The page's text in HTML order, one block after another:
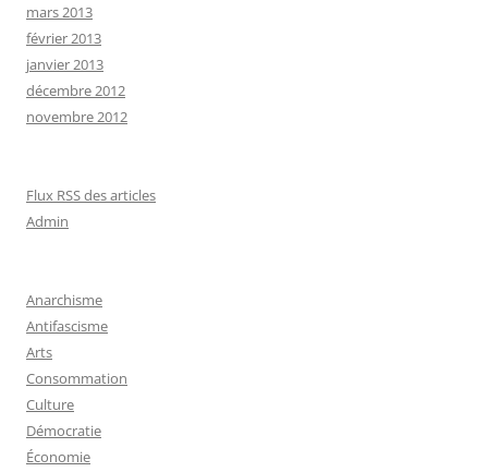
mars 2013
février 2013
janvier 2013
décembre 2012
novembre 2012
Flux RSS des articles
Admin
Anarchisme
Antifascisme
Arts
Consommation
Culture
Démocratie
Économie